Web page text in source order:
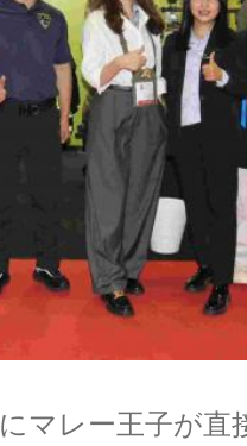
マレー王子が